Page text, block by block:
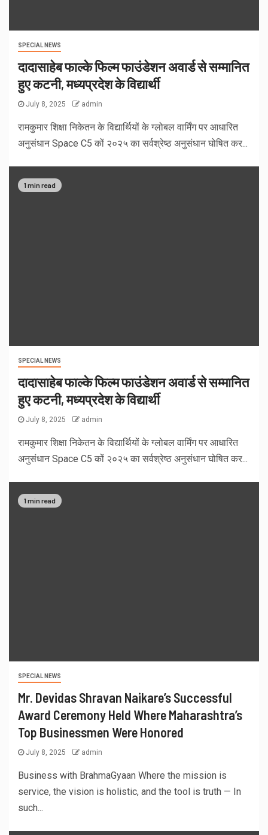
SPECIAL NEWS
दादासाहेब फाल्के फिल्म फाउंडेशन अवार्ड से सम्मानित
हुए कटनी, मध्यप्रदेश के विद्यार्थी
July 8, 2025 admin
रामकुमार शिक्षा निकेतन के विद्यार्थियों के ग्लोबल वार्मिंग पर आधारित
अनुसंधान Space C5 कों २०२५ का सर्वश्रेष्ठ अनुसंधान घोषित कर...
1 min read
SPECIAL NEWS
दादासाहेब फाल्के फिल्म फाउंडेशन अवार्ड से सम्मानित
हुए कटनी, मध्यप्रदेश के विद्यार्थी
July 8, 2025 admin
रामकुमार शिक्षा निकेतन के विद्यार्थियों के ग्लोबल वार्मिंग पर आधारित
अनुसंधान Space C5 कों २०२५ का सर्वश्रेष्ठ अनुसंधान घोषित कर...
1 min read
SPECIAL NEWS
Mr. Devidas Shravan Naikare’s Successful
Award Ceremony Held Where Maharashtra’s
Top Businessmen Were Honored
July 8, 2025 admin
Business with BrahmaGyaan Where the mission is
service, the vision is holistic, and the tool is truth — In
such...